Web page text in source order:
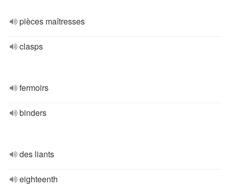
pièces maîtresses
clasps
fermoirs
binders
des liants
eighteenth